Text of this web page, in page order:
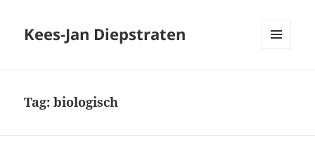
Kees-Jan Diepstraten
Tag:biologisch